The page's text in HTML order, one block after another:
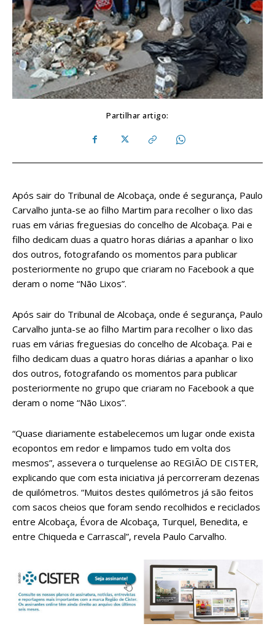
Partilhar artigo:
Após sair do Tribunal de Alcobaça, onde é segurança, Paulo
Carvalho junta-se ao filho Martim para recolher o lixo das
ruas em várias freguesias do concelho de Alcobaça. Pai e
filho dedicam duas a quatro horas diárias a apanhar o lixo
dos outros, fotografando os momentos para publicar
posteriormente no grupo que criaram no Facebook a que
deram o nome “Não Lixos”.
Após sair do Tribunal de Alcobaça, onde é segurança, Paulo
Carvalho junta-se ao filho Martim para recolher o lixo das
ruas em várias freguesias do concelho de Alcobaça. Pai e
filho dedicam duas a quatro horas diárias a apanhar o lixo
dos outros, fotografando os momentos para publicar
posteriormente no grupo que criaram no Facebook a que
deram o nome “Não Lixos”.
“Quase diariamente estabelecemos um lugar onde exista
ecopontos em redor e limpamos tudo em volta dos
mesmos”, assevera o turquelense ao REGIÃO DE CISTER,
explicando que com esta iniciativa já percorreram dezenas
de quilómetros. “Muitos destes quilómetros já são feitos
com sacos cheios que foram sendo recolhidos e reciclados
entre Alcobaça, Évora de Alcobaça, Turquel, Benedita, e
entre Chiqueda e Carrascal”, revela Paulo Carvalho.